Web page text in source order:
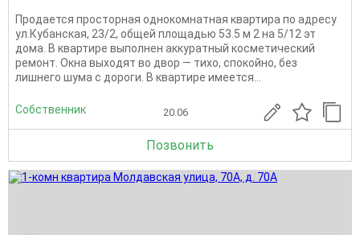
Продается просторная однокомнатная квартира по адресу
ул.Кубанская, 23/2, общей площадью 53.5 м 2 на 5/12 эт
дома. B квартире выполнен аккуратный косметический
ремонт. Окна выходят во двор — тихо, спокойно, без
лишнего шума с дороги. В квартире имеется...
Собственник 20.06
Позвонить